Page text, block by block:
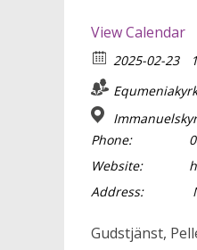
View Calendar
2025-02-23
Phone:
Website:
Address:
Gudstjänst,